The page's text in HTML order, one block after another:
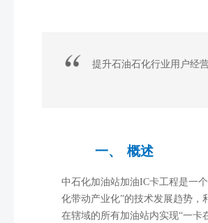
提升石油石化行业用户经
一、 概述
中石化加油站加油IC卡工程是一
化带动产业化”的技术发展趋势，
在辖域的所有加油站内实现“一卡